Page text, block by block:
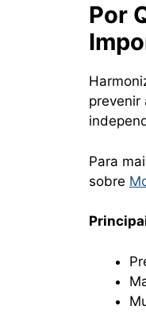
Por
prevenir
Para
sobre